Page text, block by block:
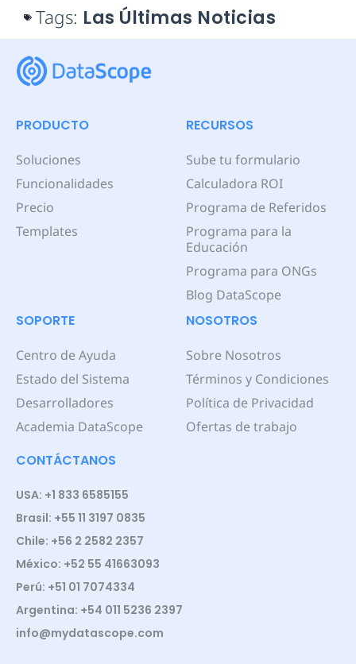
Tags: Las Últimas Noticias
PRODUCTO
Soluciones
Funcionalidades
Precio
Templates
RECURSOS
Sube tu formulario
Calculadora ROI
Programa de Referidos
Programa para la
Educación
Programa para ONGs
Blog DataScope
SOPORTE
Centro de Ayuda
Estado del Sistema
Desarrolladores
Academia DataScope
NOSOTROS
Sobre Nosotros
Términos y Condiciones
Política de Privacidad
Ofertas de trabajo
CONTÁCTANOS
USA: +1 833 6585155
Brasil: +55 11 3197 0835
Chile: +56 2 2582 2357
México: +52 55 41663093
Perú: +51 01 7074334
Argentina: +54 011 5236 2397
info@mydatascope.com